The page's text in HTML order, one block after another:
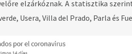
elzárkóznak. A statisztika
Usera, Villa del Prado, Parla és